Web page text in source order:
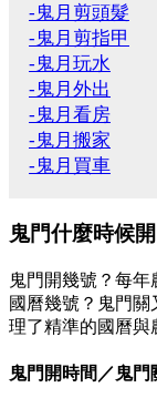
-鬼月剪頭髮
-鬼月剪指甲
-鬼月玩水
-鬼月外出
-鬼月看房
-鬼月搬家
-鬼月買車
鬼門什麼時候
鬼門開幾號？每年
國曆幾號？鬼門
理了精準的國曆與
鬼門開時間／鬼門